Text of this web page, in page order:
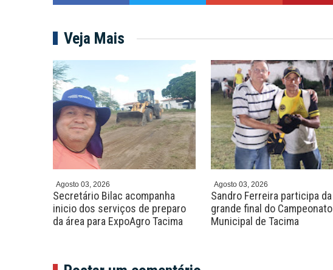
Veja Mais
Agosto 03, 2026
Secretário Bilac acompanha
inicio dos serviços de preparo
da área para ExpoAgro Tacima
Agosto 03, 2026
Sandro Ferreira participa da
grande final do Campeonato
Municipal de Tacima